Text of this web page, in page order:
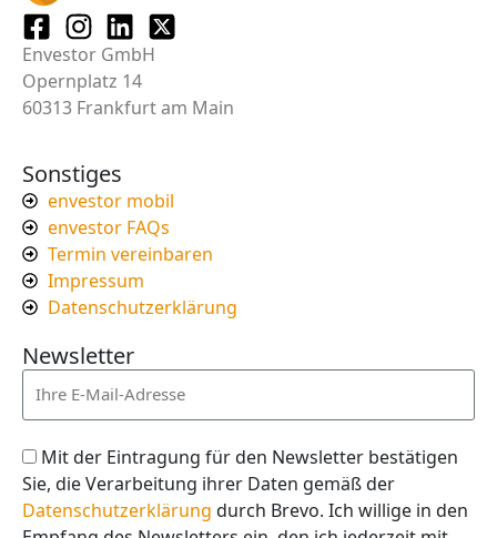
Envestor GmbH
Opernplatz 14
60313 Frankfurt am Main
Sonstiges
envestor mobil
envestor FAQs
Termin vereinbaren
Impressum
Datenschutzerklärung
Newsletter
Mit der Eintragung für den Newsletter bestätigen
Sie, die Verarbeitung ihrer Daten gemäß der
Datenschutzerklärung durch Brevo. Ich willige in den